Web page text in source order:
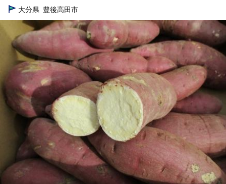
TOP
野菜 さつまいも 有機JASさつまいも（10kg/訳あり/S
大分県 豊後高田市